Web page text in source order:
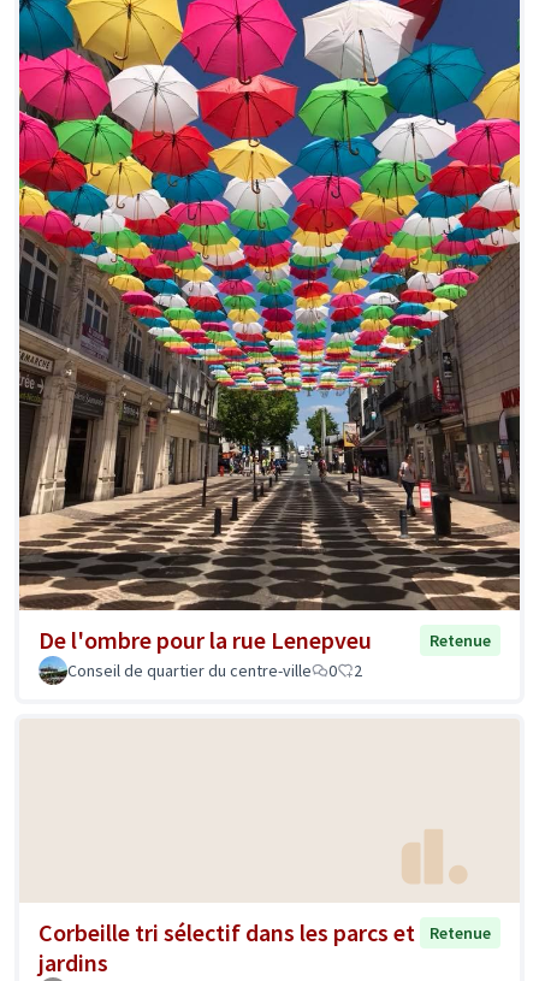
De l'ombre pour la rue Lenepveu
Retenue
Conseil de quartier du centre-ville
0 2
Corbeille tri sélectif dans les parcs et
jardins
Retenue